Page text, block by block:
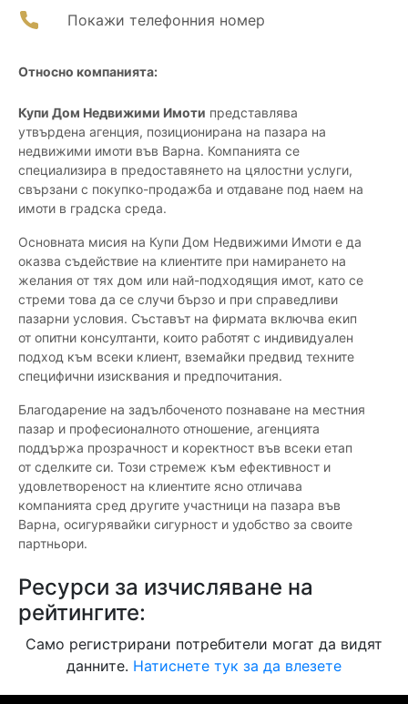
Покажи телефонния номер
Относно компанията:
Купи Дом Недвижими Имоти представлява
утвърдена агенция, позиционирана на пазара на
недвижими имоти във Варна. Компанията се
специализира в предоставянето на цялостни услуги,
свързани с покупко-продажба и отдаване под наем на
имоти в градска среда.
Основната мисия на Купи Дом Недвижими Имоти е да
оказва съдействие на клиентите при намирането на
желания от тях дом или най-подходящия имот, като се
стреми това да се случи бързо и при справедливи
пазарни условия. Съставът на фирмата включва екип
от опитни консултанти, които работят с индивидуален
подход към всеки клиент, вземайки предвид техните
специфични изисквания и предпочитания.
Благодарение на задълбоченото познаване на местния
пазар и професионалното отношение, агенцията
поддържа прозрачност и коректност във всеки етап
от сделките си. Този стремеж към ефективност и
удовлетвореност на клиентите ясно отличава
компанията сред другите участници на пазара във
Варна, осигурявайки сигурност и удобство за своите
партньори.
Ресурси за изчисляване на
рейтингите:
Само регистрирани потребители могат да видят
данните. Натиснете тук за да влезете